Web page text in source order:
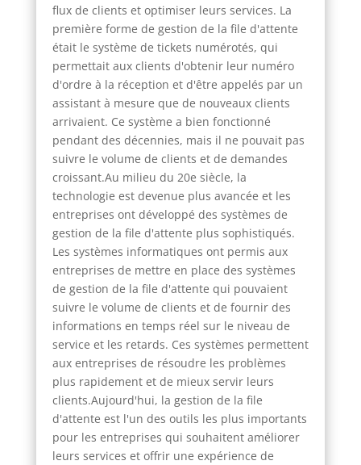
flux de clients et optimiser leurs services. La
première forme de gestion de la file d'attente
était le système de tickets numérotés, qui
permettait aux clients d'obtenir leur numéro
d'ordre à la réception et d'être appelés par un
assistant à mesure que de nouveaux clients
arrivaient. Ce système a bien fonctionné
pendant des décennies, mais il ne pouvait pas
suivre le volume de clients et de demandes
croissant.Au milieu du 20e siècle, la
technologie est devenue plus avancée et les
entreprises ont développé des systèmes de
gestion de la file d'attente plus sophistiqués.
Les systèmes informatiques ont permis aux
entreprises de mettre en place des systèmes
de gestion de la file d'attente qui pouvaient
suivre le volume de clients et de fournir des
informations en temps réel sur le niveau de
service et les retards. Ces systèmes permettent
aux entreprises de résoudre les problèmes
plus rapidement et de mieux servir leurs
clients.Aujourd'hui, la gestion de la file
d'attente est l'un des outils les plus importants
pour les entreprises qui souhaitent améliorer
leurs services et offrir une expérience de